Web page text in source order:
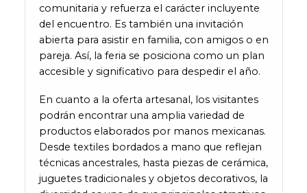
comunitaria y refuerza el carácter incluyente
del encuentro. Es también una invitación
abierta para asistir en familia, con amigos o en
pareja. Así, la feria se posiciona como un plan
accesible y significativo para despedir el año.
En cuanto a la oferta artesanal, los visitantes
podrán encontrar una amplia variedad de
productos elaborados por manos mexicanas.
Desde textiles bordados a mano que reflejan
técnicas ancestrales, hasta piezas de cerámica,
juguetes tradicionales y objetos decorativos, la